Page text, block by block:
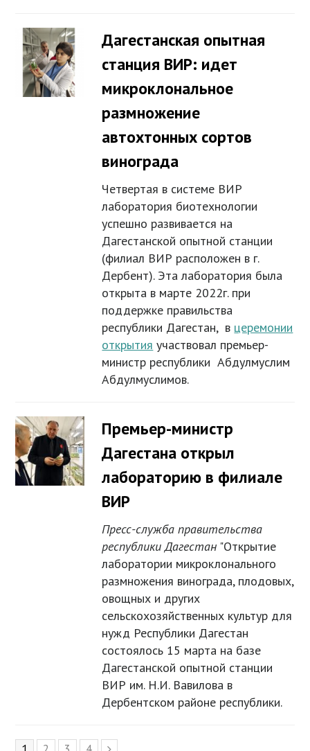
Дагестанская опытная
станция ВИР: идет
микроклональное
размножение
автохтонных сортов
винограда
Четвертая в системе ВИР
лаборатория биотехнологии
успешно развивается на
Дагестанской опытной станции
(филиал ВИР расположен в г.
Дербент). Эта лаборатория была
открыта в марте 2022г. при
поддержке правильства
республики Дагестан, в церемонии
открытия участвовал премьер-
министр республики Абдулмуслим
Абдулмуслимов.
Премьер-министр
Дагестана открыл
лабораторию в филиале
ВИР
Пресс-служба правительства
республики Дагестан "Открытие
лаборатории микроклонального
размножения винограда, плодовых,
овощных и других
сельскохозяйственных культур для
нужд Республики Дагестан
состоялось 15 марта на базе
Дагестанской опытной станции
ВИР им. Н.И. Вавилова в
Дербентском районе республики.